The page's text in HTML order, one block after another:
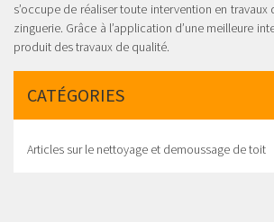
s’occupe de réaliser toute intervention en
zinguerie. Grâce à l’application d’une meilleure
produit des travaux de qualité.
CATÉGORIES
Articles sur le nettoyage et demoussage de toit